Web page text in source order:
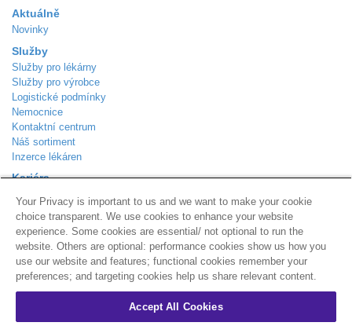
Aktuálně
Novinky
Služby
Služby pro lékárny
Služby pro výrobce
Logistické podmínky
Nemocnice
Kontaktní centrum
Náš sortiment
Inzerce lékáren
Kariéra
Kontakt
Podle Trati 624/7
Praha 10 - Malešice
108 00
Zákaznická linka 800 310 101
Your Privacy is important to us and we want to make your cookie
choice transparent. We use cookies to enhance your website
experience. Some cookies are essential/ not optional to run the
website. Others are optional: performance cookies show us how you
use our website and features; functional cookies remember your
preferences; and targeting cookies help us share relevant content.
Accept All Cookies